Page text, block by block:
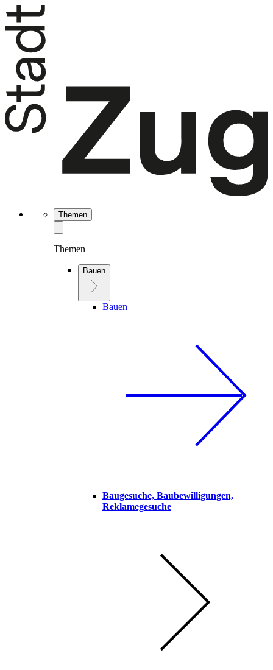
Themen
Themen
Bauen
Bauen
Baugesuche, Baubewilligungen,
Reklamegesuche